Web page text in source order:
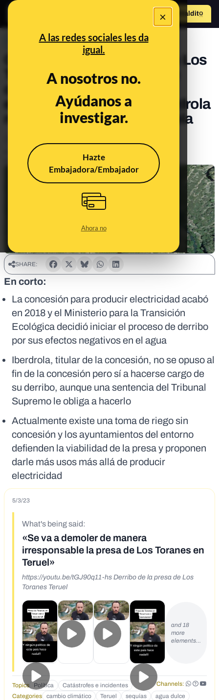
×
A las redes sociales les da
igual.
A nosotros no.
Ayúdanos a
investigar.
Hazte
Embajadora/Embajador
Ahora no
Hazte Maldito
PREBUNKING
Contexto sobre la presa de Los
Toranes (Teruel): acabó su
concesión para producir
electricidad en 2018 e Iberdrola
no quiso seguir explotándola
Publicado el
Actualizado el
Jul 15, 2024, 3:00:00 PM
SHARE:
En corto:
La concesión para producir electricidad acabó
en 2018 y el Ministerio para la Transición
Ecológica decidió iniciar el proceso de derribo
por sus efectos negativos en el agua
Iberdrola, titular de la concesión, no se opuso al
fin de la concesión pero sí a hacerse cargo de
su derribo, aunque una sentencia del Tribunal
Supremo le obliga a hacerlo
Actualmente existe una toma de riego sin
concesión y los ayuntamientos del entorno
defienden la viabilidad de la presa y proponen
darle más usos más allá de producir
electricidad
5/3/23
What's being said:
«Se va a demoler de manera
irresponsable la presa de Los Toranes en
Teruel»
https://youtu.be/tGJ90q11-hs Derribo de la presa de Los
Toranes Teruel
and 18
more
elements…
Topics Política Catástrofes e incidentes
Channels:
Categories
cambio climático Teruel sequías
agua dulce